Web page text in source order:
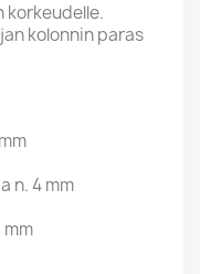
korkeudelle.
kolonnin paras
n. 4 mm
mm